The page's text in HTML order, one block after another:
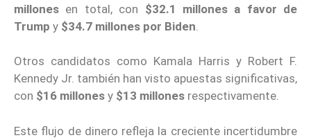
millones en total, con $32.1 millones a favor de
Trump y $34.7 millones por Biden
Otros candidatos como Kamala Harris y Robert F.
Kennedy Jr. también han visto apuestas significativas,
con $16 millones y $13 millones respectivamente.
Este flujo de dinero refleja la creciente incertidumbre